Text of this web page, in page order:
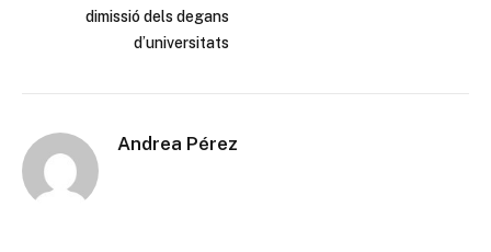
dimissió dels degans
d’universitats
Andrea Pérez